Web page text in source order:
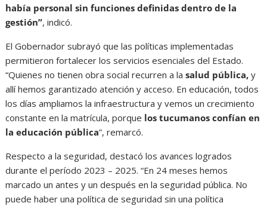
había personal sin funciones definidas dentro de la
gestión”, indicó.
El Gobernador subrayó que las políticas implementadas
permitieron fortalecer los servicios esenciales del Estado.
“Quienes no tienen obra social recurren a lasalud pública, y
allí hemos garantizado atención y acceso. En educación, todos
los días ampliamos la infraestructura y vemos un crecimiento
constante en la matrícula, porque los tucumanos confían en
la educación pública”, remarcó.
Respecto a la seguridad, destacó los avances logrados
durante el período 2023 – 2025. “En 24 meses hemos
marcado un antes y un después en la seguridad pública. No
puede haber una política de seguridad sin una política